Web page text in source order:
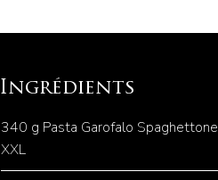
Ingrédients
340 g Pasta Garofalo Spaghettone
XXL